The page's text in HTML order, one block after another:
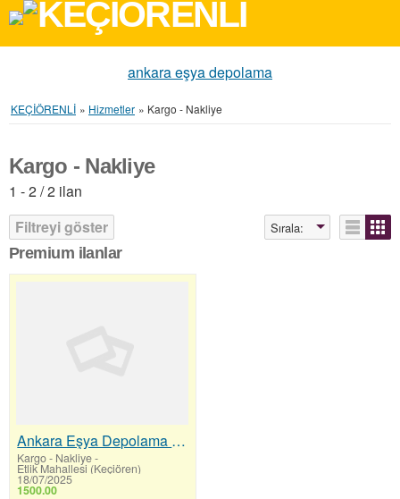
ankara eşya depolama
KEÇİÖRENLİ » Hizmetler » Kargo - Nakliye
Kargo - Nakliye
1 - 2 / 2 ilan
Filtreyi göster
Sırala:
Premium ilanlar
Ankara Eşya Depolama - Adaç Eşya Deposu
Kargo - Nakliye-
Etlik Mahallesi (Keçiören)
18/07/2025
1500.00